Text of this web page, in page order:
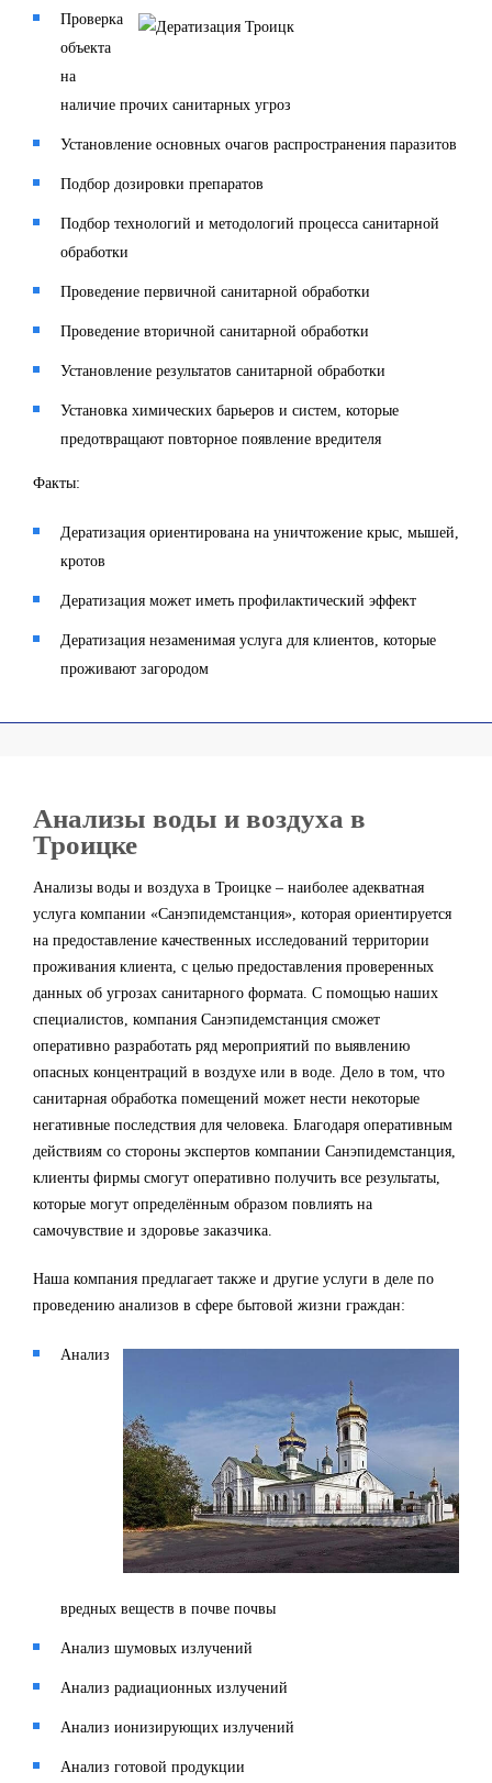
Проверка
объекта
на
наличие прочих санитарных угроз
Установление основных очагов распространения паразитов
Подбор дозировки препаратов
Подбор технологий и методологий процесса санитарной
обработки
Проведение первичной санитарной обработки
Проведение вторичной санитарной обработки
Установление результатов санитарной обработки
Установка химических барьеров и систем, которые
предотвращают повторное появление вредителя
Факты:
Дератизация ориентирована на уничтожение крыс, мышей,
кротов
Дератизация может иметь профилактический эффект
Дератизация незаменимая услуга для клиентов, которые
проживают загородом
Анализы воды и воздуха в
Троицке
Анализы воды и воздуха в Троицке – наиболее адекватная
услуга компании «Санэпидемстанция», которая ориентируется
на предоставление качественных исследований территории
проживания клиента, с целью предоставления проверенных
данных об угрозах санитарного формата. С помощью наших
специалистов, компания Санэпидемстанция сможет
оперативно разработать ряд мероприятий по выявлению
опасных концентраций в воздухе или в воде. Дело в том, что
санитарная обработка помещений может нести некоторые
негативные последствия для человека. Благодаря оперативным
действиям со стороны экспертов компании Санэпидемстанция,
клиенты фирмы смогут оперативно получить все результаты,
которые могут определённым образом повлиять на
самочувствие и здоровье заказчика.
Наша компания предлагает также и другие услуги в деле по
проведению анализов в сфере бытовой жизни граждан:
Анализ
вредных веществ в почве почвы
Анализ шумовых излучений
Анализ радиационных излучений
Анализ ионизирующих излучений
Анализ готовой продукции